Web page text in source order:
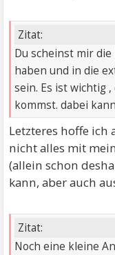
Zitat:
Du scheinst mir
haben und in die
sein. Es ist wichtig
kommst. dabei
Letzteres hoffe
nicht alles mit
(allein schon
kann, aber auch
Zitat:
Noch eine kleine